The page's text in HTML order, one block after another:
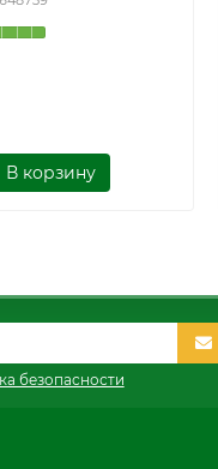
В корзину
безопасности